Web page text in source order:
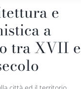
e
a
tra XVII e